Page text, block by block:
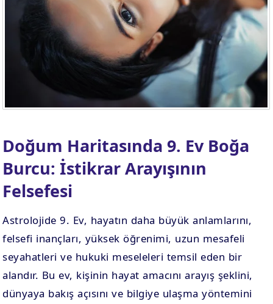
Doğum Haritasında 9. Ev Boğa
Burcu: İstikrar Arayışının
Felsefesi
Astrolojide 9. Ev, hayatın daha büyük anlamlarını,
felsefi inançları, yüksek öğrenimi, uzun mesafeli
seyahatleri ve hukuki meseleleri temsil eden bir
alandır. Bu ev, kişinin hayat amacını arayış şeklini,
dünyaya bakış açısını ve bilgiye ulaşma yöntemini